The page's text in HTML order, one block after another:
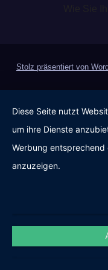
Stolz präsentiert von
Diese Seite nutzt
um ihre Dienste
Werbung
anzuzeigen.